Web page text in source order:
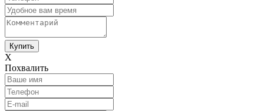
Х
Похвалить